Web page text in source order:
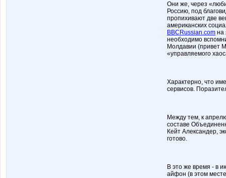
Они же, через
Россию, под
пропихивают две
американских
BBCRussian.com на
необходимо
Молдавии (привет
«управляемого
Характерно, что
сервисов.
Между тем, к
составе
Кейт Александер,
готово.
В это же время - в
айфон (в этом